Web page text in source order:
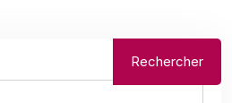
Rechercher